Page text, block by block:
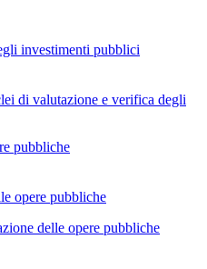
investimenti pubblici
di valutazione e verifica degli
pubbliche
opere pubbliche
delle opere pubbliche